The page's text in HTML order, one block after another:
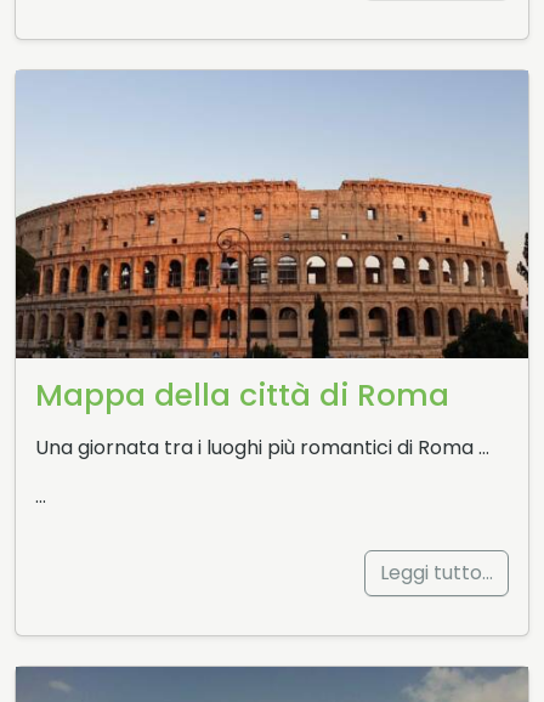
Mappa della città di Roma
Una giornata tra i luoghi più romantici di Roma …
…
Leggi tutto…